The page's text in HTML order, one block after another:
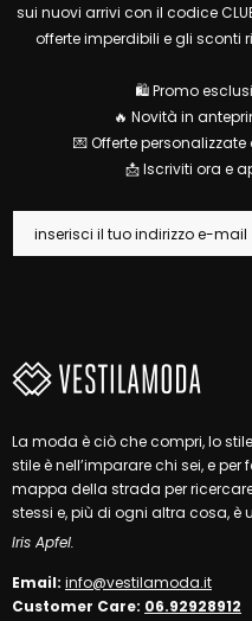
sui nuovi arrivi con il codice
offerte imperdibili e gli sconti
🛍 Promo
🔥 Novità in
💌 Offerte
📩 Iscriviti ora e
La moda è ciò che compri, lo
stile è nell’imparare chi sei, e
mappa della strada per ricercare
stessi e, più di ogni altra cosa, è
Iris Apfel.
Email: info@vestilamoda.it
Customer Care: 06.92928912